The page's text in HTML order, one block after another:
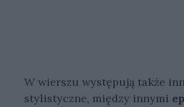
W wierszu występują także
stylistyczne, między innymi